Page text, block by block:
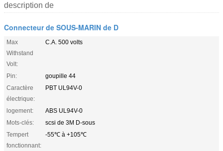
description de
Connecteur de SOUS-MARIN de D
Max
Withstand
Volt:
C.A. 500 volts
Pin:
goupille 44
Caractère
électrique:
PBT UL94V-0
logement:
ABS UL94V-0
Mots-clés:
scsi de 3M D-sous
Tempert
fonctionnant:
-55℃ à +105℃